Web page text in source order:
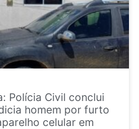
Polícia Civil conclui
homem por furto
celular em